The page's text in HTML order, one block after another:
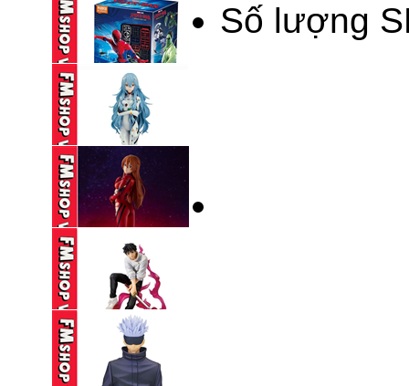
235,000 VND
BLOKEES LEGEND
KAMEN RIDER ...
690,000 VND
BLINDBOX BLOKEES
SPIDERMAN ...
195,000 VND
(NOBOX) POP UP
PARADE ...
590,000 VND
(NOBOX) SEGA SPM
EVANGELION ...
250,000 VND
(2ND) ICHIBAN KUJI
Số lượng